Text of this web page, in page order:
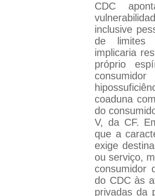
CDC
inclusive
de limites
implicaria
próprio
coaduna
do
V, da CF.
que a
exige
ou serviço,
consumidor
do CDC às
privadas da